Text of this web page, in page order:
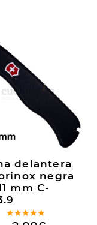
delantera
negra
mm C-
Valorado